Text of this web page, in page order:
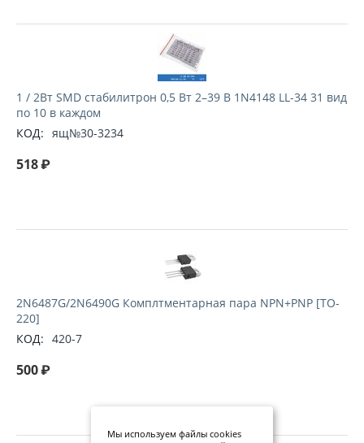
1 / 2Вт SMD стабилитрон 0,5 Вт 2–39 В 1N4148 LL-34 31 вид
по 10 в каждом
КОД: ящ№30-3234
518₽
2N6487G/2N6490G Комплтментарная пара NPN+PNP [TO-
220]
КОД: 420-7
500₽
Мы используем файлы cookies